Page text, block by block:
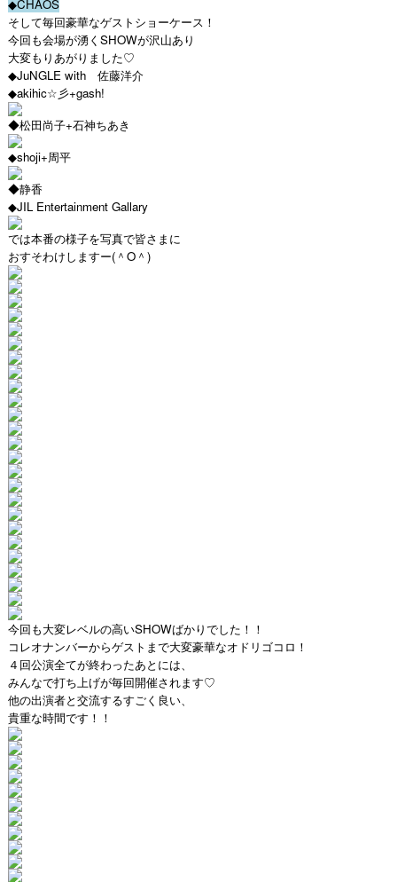
◆CHAOS
そして毎回豪華なゲストショーケース！
今回も会場が湧くSHOWが沢山あり
大変もりあがりました♡
◆JuNGLE with 佐藤洋介
◆akihic☆彡+gash!
◆松田尚子+石神ちあき
◆shoji+周平
◆静香
◆JIL Entertainment Gallary
では本番の様子を写真で皆さまに
おすそわけしますー(＾O＾)
今回も大変レベルの高いSHOWばかりでした！！
コレオナンバーからゲストまで大変豪華なオドリゴコロ！
４回公演全てが終わったあとには、
みんなで打ち上げが毎回開催されます♡
他の出演者と交流するすごく良い、
貴重な時間です！！